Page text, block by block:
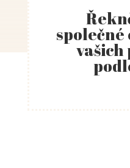
společné
vašich